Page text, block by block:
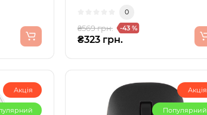
0
₴569 грн. -43 %
₴323 грн.
Акція Акція
Популярний